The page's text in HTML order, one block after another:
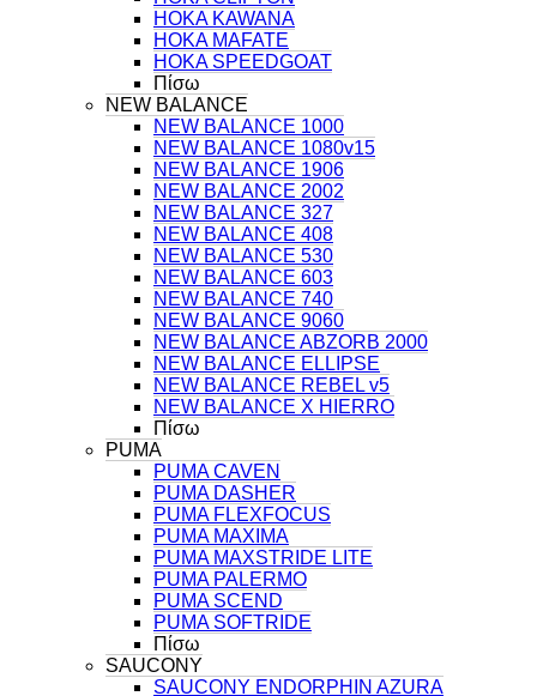
HOKA KAWANA
HOKA MAFATE
HOKA SPEEDGOAT
Πίσω
NEW BALANCE
NEW BALANCE 1000
NEW BALANCE 1080v15
NEW BALANCE 1906
NEW BALANCE 2002
NEW BALANCE 327
NEW BALANCE 408
NEW BALANCE 530
NEW BALANCE 603
NEW BALANCE 740
NEW BALANCE 9060
NEW BALANCE ABZORB 2000
NEW BALANCE ELLIPSE
NEW BALANCE REBEL v5
NEW BALANCE X HIERRO
Πίσω
PUMA
PUMA CAVEN
PUMA DASHER
PUMA FLEXFOCUS
PUMA MAXIMA
PUMA MAXSTRIDE LITE
PUMA PALERMO
PUMA SCEND
PUMA SOFTRIDE
Πίσω
SAUCONY
SAUCONY ENDORPHIN AZURA